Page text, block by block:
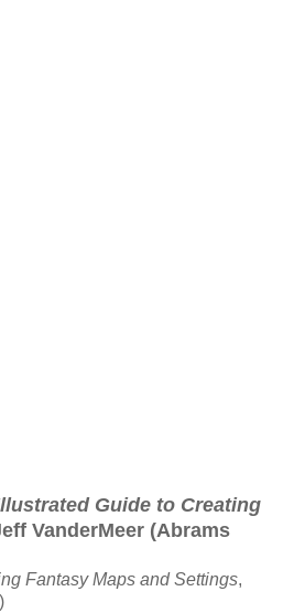
Guide to Creating
VanderMeer (Abrams
Fantasy Maps and Settings,